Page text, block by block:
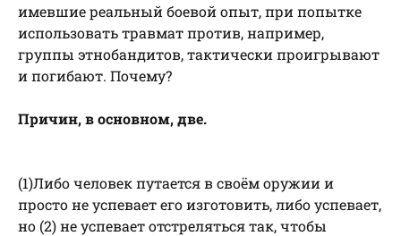
имевшие реальный боевой опыт, при попытке
использовать травмат против, например,
группы этнобандитов, тактически проигрывают
и погибают. Почему?
Причин, в основном, две.
(1)Либо человек путается в своём оружии и
просто не успевает его изготовить, либо успевает,
но (2) не успевает отстреляться так, чтобы